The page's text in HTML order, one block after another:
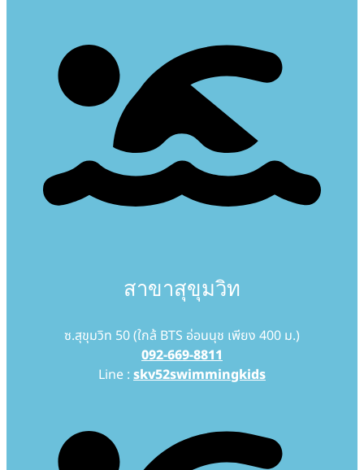
สาขาสุขุมวิท
ซ.สุขุมวิท 50 (ใกล้ BTS อ่อนนุช เพียง 400 ม.)
092-669-8811
Line : skv52swimmingkids